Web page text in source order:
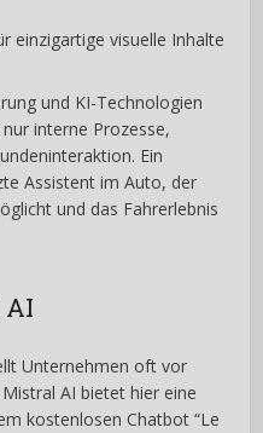
einzigartige visuelle Inhalte
und KI-Technologien
interne Prozesse,
Ein
Assistent im Auto, der
und das Fahrerlebnis
AI
Unternehmen oft vor
AI bietet hier eine
kostenlosen Chatbot “Le